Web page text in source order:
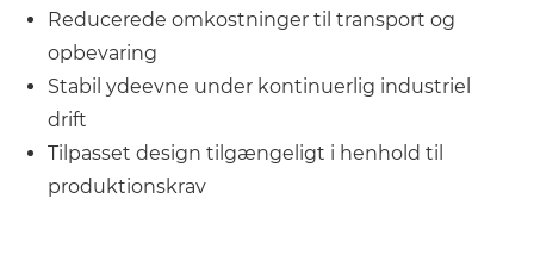
Reducerede omkostninger til transport og
opbevaring
Stabil ydeevne under kontinuerlig industriel
drift
Tilpasset design tilgængeligt i henhold til
produktionskrav